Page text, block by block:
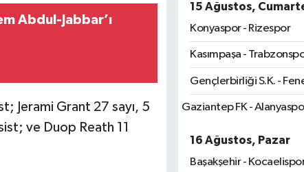
Abdul-Jabbar’ı
Jerami Grant 27 sayı, 5
ve Duop Reath 11
15 Ağustos,
Konyaspor - Rizespor
Kasımpaşa -
Gençlerbirliği S.K. -
Gaziantep FK -
16 Ağustos, Pazar
Başakşehir -